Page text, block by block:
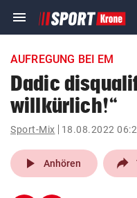
menu Navigation
ein-/ausklappen
account_circle Anmelden
pin_drop
Wien
AUFREGUNG BEI EM
Dadic
willkürlich!“
Sport-Mix 18.08.2022
play_arrow Anhören